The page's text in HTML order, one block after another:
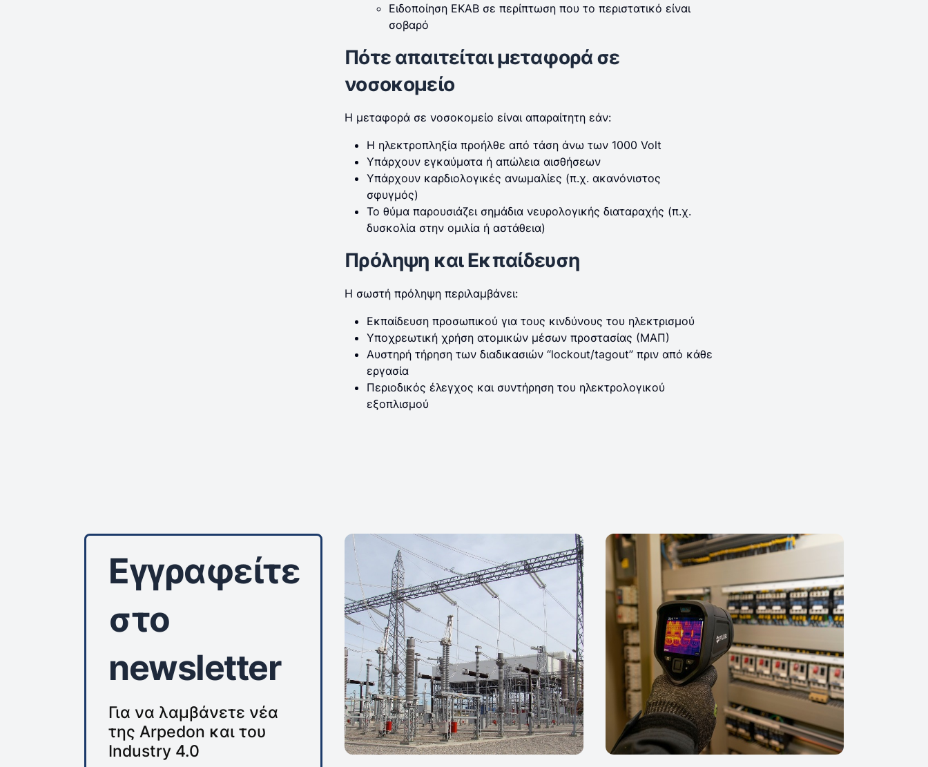
Ειδοποίηση ΕΚΑΒ σε περίπτωση που το περιστατικό είναι
σοβαρό
Πότε απαιτείται μεταφορά σε
νοσοκομείο
Η μεταφορά σε νοσοκομείο είναι απαραίτητη εάν:
Η ηλεκτροπληξία προήλθε από τάση άνω των 1000 Volt
Υπάρχουν εγκαύματα ή απώλεια αισθήσεων
Υπάρχουν καρδιολογικές ανωμαλίες (π.χ. ακανόνιστος
σφυγμός)
Το θύμα παρουσιάζει σημάδια νευρολογικής διαταραχής (π.χ.
δυσκολία στην ομιλία ή αστάθεια)
Πρόληψη και Εκπαίδευση
Η σωστή πρόληψη περιλαμβάνει:
Εκπαίδευση προσωπικού για τους κινδύνους του ηλεκτρισμού
Υποχρεωτική χρήση ατομικών μέσων προστασίας (ΜΑΠ)
Αυστηρή τήρηση των διαδικασιών “lockout/tagout” πριν από κάθε
εργασία
Περιοδικός έλεγχος και συντήρηση του ηλεκτρολογικού
εξοπλισμού
Εγγραφείτε
στο
newsletter
Για να λαμβάνετε νέα
της Arpedon και του
Industry 4.0